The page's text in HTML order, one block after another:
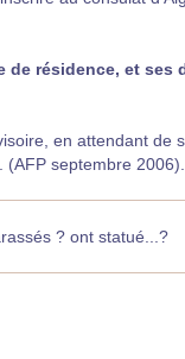
de résidence, et
en attendant de
septembre 2006).
? ont statué...?